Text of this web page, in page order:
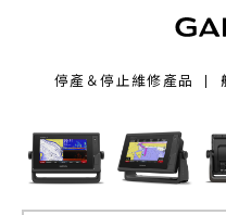
停產＆停止維修產品